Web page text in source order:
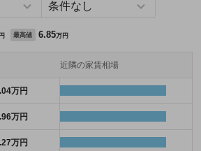
最高値 6.85万円
近隣の家賃相場
万円
万円
万円